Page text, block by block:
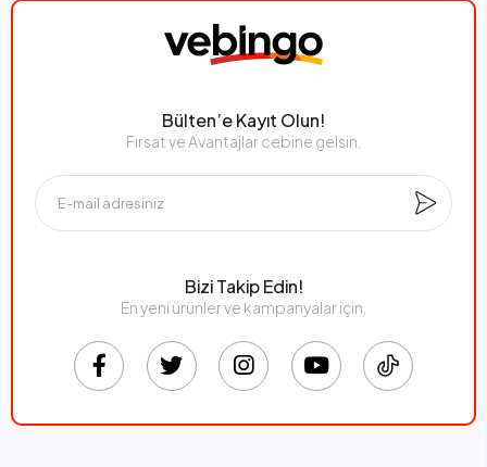
Bülten’e Kayıt Olun!
Fırsat ve Avantajlar cebine gelsin.
Bizi Takip Edin!
En yeni ürünler ve kampanyalar için,